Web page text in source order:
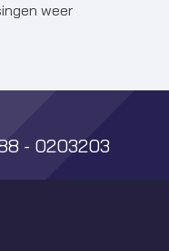
weer
- 0203203